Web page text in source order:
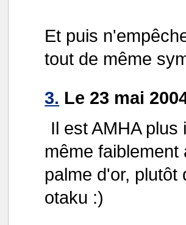
Et puis
tout de même
3. Le 23 mai
Il est AMHA
même
palme d'or, plutôt
otaku :)